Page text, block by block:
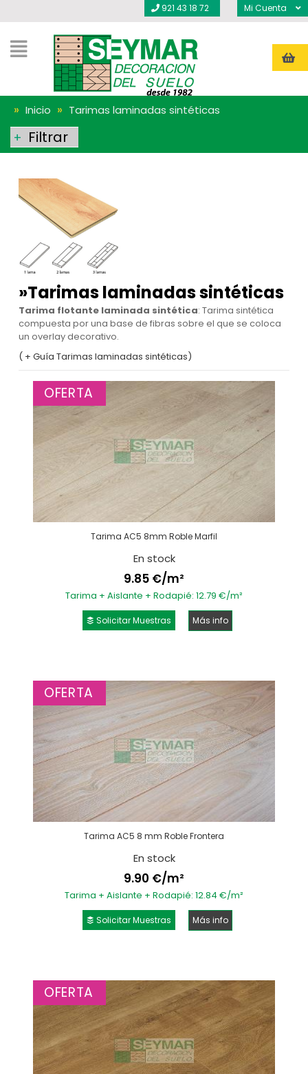
921 43 18 72 Mi Cuenta
» Inicio » Tarimas laminadas sintéticas
+ Filtrar
»Tarimas laminadas sintéticas
Tarima flotante laminada sintética: Tarima sintética
compuesta por una base de fibras sobre el que se coloca
un overlay decorativo.
( + Guía Tarimas laminadas sintéticas)
OFERTA
Tarima AC5 8mm Roble Marfil
En stock
9.85 €/m²
Tarima + Aislante + Rodapié: 12.79 €/m²
Solicitar Muestras Más info
OFERTA
Tarima AC5 8 mm Roble Frontera
En stock
9.90 €/m²
Tarima + Aislante + Rodapié: 12.84 €/m²
Solicitar Muestras Más info
OFERTA